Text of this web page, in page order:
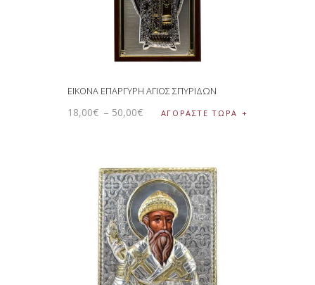
ΕΙΚΟΝΑ ΕΠΑΡΓΥΡΗ ΑΓΙΟΣ ΣΠΥΡΙΔΩΝ
18,00€ – 50,00€ ΑΓΟΡΑΣΤΕ ΤΩΡΑ